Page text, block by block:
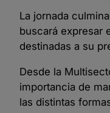
La jornada
buscará expresar
destinadas a su
Desde la
importancia de
las distintas